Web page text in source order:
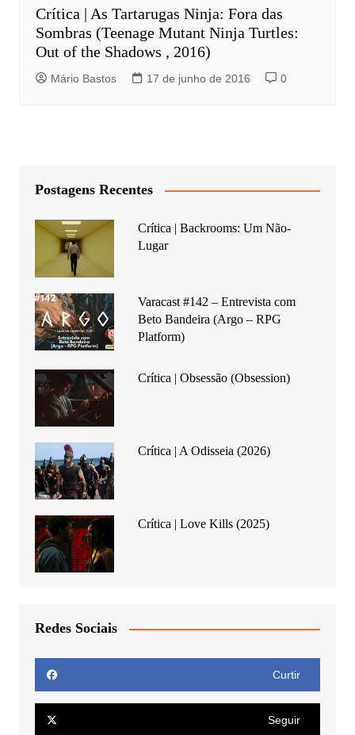
Crítica | As Tartarugas Ninja: Fora das
Sombras (Teenage Mutant Ninja Turtles:
Out of the Shadows , 2016)
Mário Bastos 17 de junho de 2016 0
Postagens Recentes
Crítica | Backrooms: Um Não-
Lugar
Varacast #142 – Entrevista com
Beto Bandeira (Argo – RPG
Platform)
Crítica | Obsessão (Obsession)
Crítica | A Odisseia (2026)
Crítica | Love Kills (2025)
Redes Sociais
Curtir
Seguir